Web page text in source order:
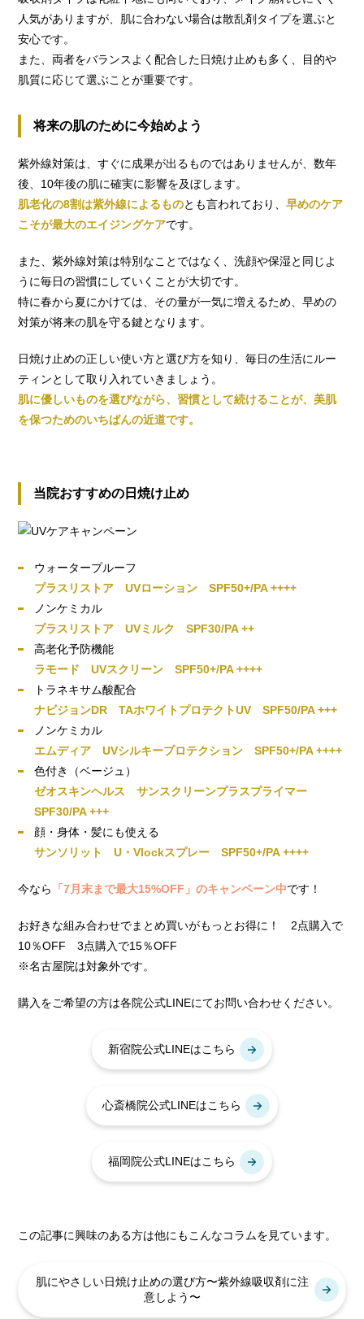
人気がありますが、肌に合わない場合は散乱剤タイプを選ぶと
安心です。
また、両者をバランスよく配合した日焼け止めも多く、目的や
肌質に応じて選ぶことが重要です。
将来の肌のために今始めよう
紫外線対策は、すぐに成果が出るものではありませんが、数年
後、10年後の肌に確実に影響を及ぼします。
肌老化の8割は紫外線によるものとも言われており、早めのケア
こそが最大のエイジングケアです。
また、紫外線対策は特別なことではなく、洗顔や保湿と同じよ
うに毎日の習慣にしていくことが大切です。
特に春から夏にかけては、その量が一気に増えるため、早めの
対策が将来の肌を守る鍵となります。
日焼け止めの正しい使い方と選び方を知り、毎日の生活にルー
ティンとして取り入れていきましょう。
肌に優しいものを選びながら、習慣として続けることが、美肌
を保つためのいちばんの近道です。
当院おすすめの日焼け止め
ウォータープルーフ
プラスリストア UVローション SPF50+/PA ++++
ノンケミカル
プラスリストア UVミルク SPF30/PA ++
高老化予防機能
ラモード UVスクリーン SPF50+/PA ++++
トラネキサム酸配合
ナビジョンDR TAホワイトプロテクトUV SPF50/PA +++
ノンケミカル
エムディア UVシルキープロテクション SPF50+/PA ++++
色付き（ベージュ）
ゼオスキンヘルス サンスクリーンプラスプライマー
SPF30/PA +++
顔・身体・髪にも使える
サンソリット U・Vlockスプレー SPF50+/PA ++++
今なら 「7月末まで最大15%OFF」のキャンペーン中です！
お好きな組み合わせでまとめ買いがもっとお得に！ 2点購入で
10％OFF 3点購入で15％OFF
※名古屋院は対象外です。
購入をご希望の方は各院公式LINEにてお問い合わせください。
新宿院公式LINEはこちら
心斎橋院公式LINEはこちら
福岡院公式LINEはこちら
この記事に興味のある方は他にもこんなコラムを見ています。
肌にやさしい日焼け止めの選び方〜紫外線吸収剤に注
意しよう〜